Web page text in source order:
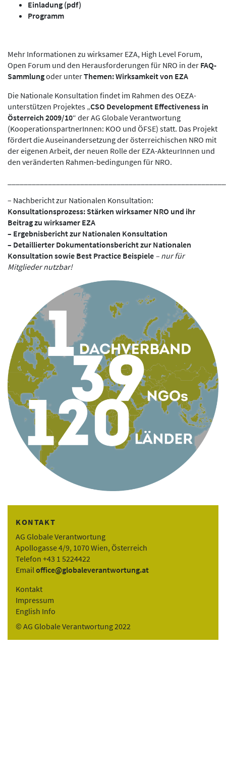
Einladung (pdf)
Programm
Mehr Informationen zu wirksamer EZA, High Level Forum,
Open Forum und den Herausforderungen für NRO in der FAQ-
Sammlungoder unterThemen: Wirksamkeit von EZA
Die Nationale Konsultation findet im Rahmen des OEZA-
unterstützen Projektes „CSO Development Effectiveness in
Österreich 2009/10“ der AG Globale Verantwortung
(KooperationspartnerInnen: KOO und ÖFSE) statt. Das Projekt
fördert die Auseinandersetzung der österreichischen NRO mit
der eigenen Arbeit, der neuen Rolle der EZA-AkteurInnen und
den veränderten Rahmen-bedingungen für NRO.
– Nachbericht zur Nationalen Konsultation:
Konsultationsprozess: Stärken wirksamer NRO und ihr
Beitrag zu wirksamer EZA
– Ergebnisbericht zur Nationalen Konsultation
– Detaillierter Dokumentationsbericht zur Nationalen
Konsultation sowie Best Practice Beispiele – nur für
Mitglieder nutzbar!
KONTAKT
AG Globale Verantwortung
Apollogasse 4/9, 1070 Wien, Österreich
Telefon +43 1 5224422
Email office@globaleverantwortung.at
Kontakt
Impressum
English Info
© AG Globale Verantwortung 2022